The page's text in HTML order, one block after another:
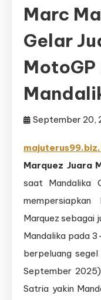
Marc
Gelar
September 20,
Marquez Juara
saat Mandalika
mempersiapkan
Marquez sebagai
Mandalika pada
berpeluang
September
Satria yakin